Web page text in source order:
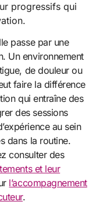
progressifs qui
passe par une
Un environnement
de douleur ou
faire la différence
qui entraîne des
des sessions
au sein
dans la routine.
consulter des
et leur
l’accompagnement
.